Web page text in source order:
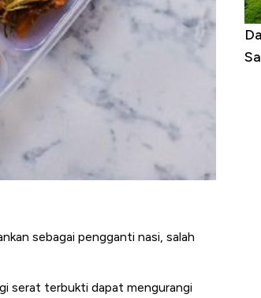
sebagai pengganti nasi, salah
serat terbukti dapat mengurangi
Sungai Terpanjang di Dunia,
Ribuan Kilometer